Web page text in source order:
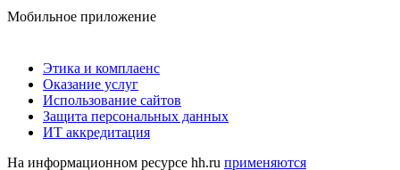
Мобильное приложение
Этика и комплаенс
Оказание услуг
Использование сайтов
Защита персональных данных
ИТ аккредитация
На информационном ресурсе hh.ru применяются